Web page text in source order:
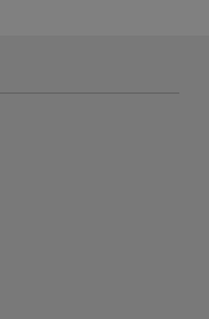
fenetre
fenetre